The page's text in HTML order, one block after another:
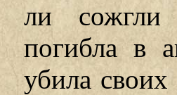
ли
погибла в
убила